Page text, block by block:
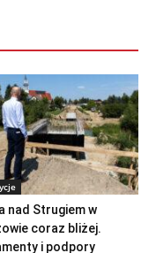
nad Strugiem w
coraz bliżej.
i podpory